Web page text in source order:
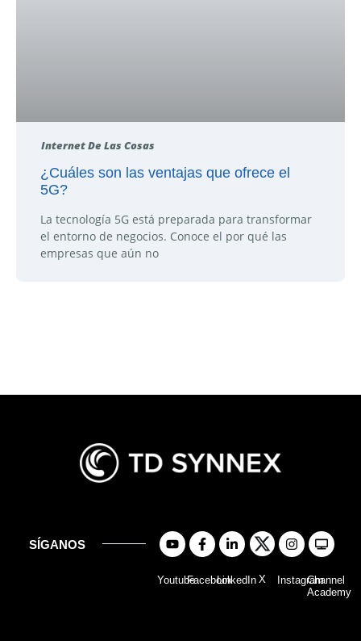
Internet De Las Cosas
¿Cuáles son las ventajas que ofrece el
5G?
La tecnología 5G está preparada para transformar
el entorno de negocios. Conoce el por qué las
empresas que aún no
SÍGANOS
YoutubeFacebookLinkedIn X InstagramChannel
Academy